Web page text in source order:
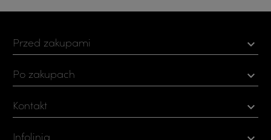
Przed zakupami 
Po zakupach 
Kontakt 
Infolinia